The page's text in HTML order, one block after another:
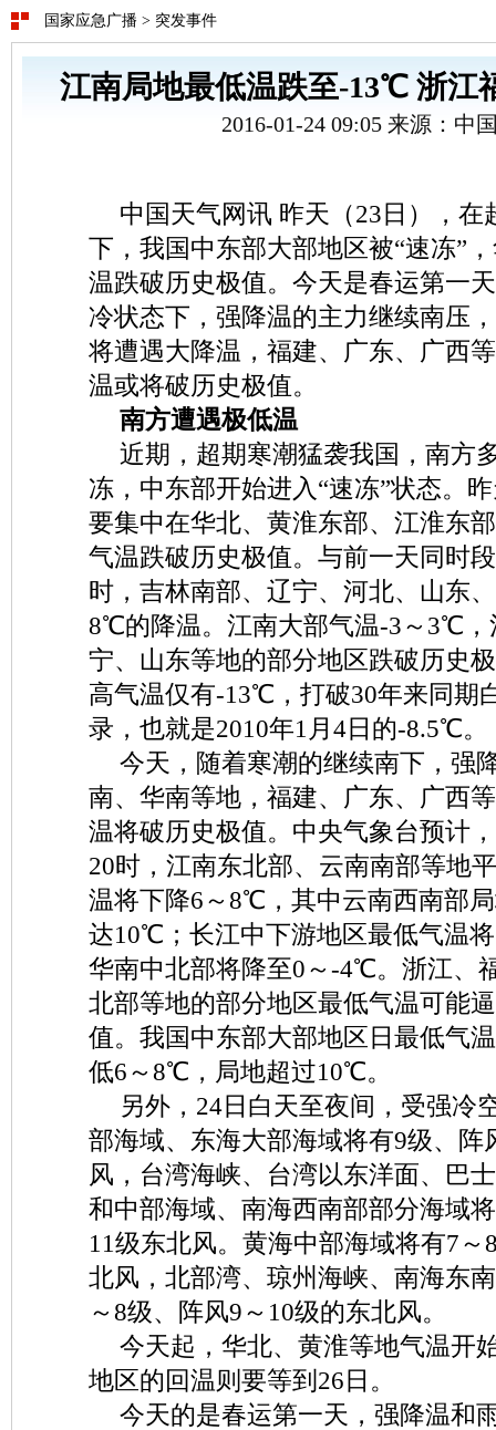
国家应急广播 > 突发事件
江南局地最低温跌至-13℃ 浙江
2016-01-24 09:05 来源：中
中国天气网讯 昨天（23日），在
下，我国中东部大部地区被“速冻”
温跌破历史极值。今天是春运第一
冷状态下，强降温的主力继续南压
将遭遇大降温，福建、广东、广西
温或将破历史极值。
南方遭遇极低温
近期，超期寒潮猛袭我国，南方
冻，中东部开始进入“速冻”状态。
要集中在华北、黄淮东部、江淮东
气温跌破历史极值。与前一天同时
时，吉林南部、辽宁、河北、山东
8℃的降温。江南大部气温-3～3℃，
宁、山东等地的部分地区跌破历史
高气温仅有-13℃，打破30年来同期
录，也就是2010年1月4日的-8.5℃。
今天，随着寒潮的继续南下，强
南、华南等地，福建、广东、广西
温将破历史极值。中央气象台预计
20时，江南东北部、云南南部等地
温将下降6～8℃，其中云南西南部
达10℃；长江中下游地区最低气温
华南中北部将降至0～-4℃。浙江、
北部等地的部分地区最低气温可能
值。我国中东部大部地区日最低气
低6～8℃，局地超过10℃。
另外，24日白天至夜间，受强冷
部海域、东海大部海域将有9级、阵
风，台湾海峡、台湾以东洋面、巴
和中部海域、南海西南部部分海域
11级东北风。黄海中部海域将有7～
北风，北部湾、琼州海峡、南海东
～8级、阵风9～10级的东北风。
今天起，华北、黄淮等地气温开
地区的回温则要等到26日。
今天的是春运第一天，强降温和